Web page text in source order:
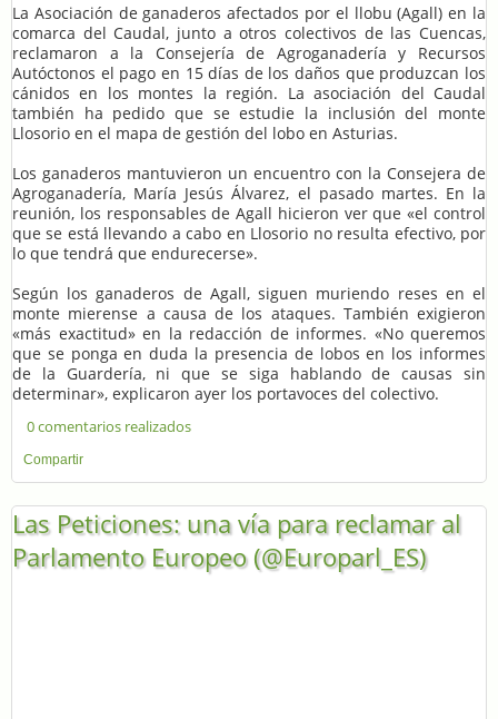
La Asociación de ganaderos afectados por el llobu (Agall) en la
comarca del Caudal, junto a otros colectivos de las Cuencas,
reclamaron a la Consejería de Agroganadería y Recursos
Autóctonos el pago en 15 días de los daños que produzcan los
cánidos en los montes la región. La asociación del Caudal
también ha pedido que se estudie la inclusión del monte
Llosorio en el mapa de gestión del lobo en Asturias.
Los ganaderos mantuvieron un encuentro con la Consejera de
Agroganadería, María Jesús Álvarez, el pasado martes. En la
reunión, los responsables de Agall hicieron ver que «el control
que se está llevando a cabo en Llosorio no resulta efectivo, por
lo que tendrá que endurecerse».
Según los ganaderos de Agall, siguen muriendo reses en el
monte mierense a causa de los ataques. También exigieron
«más exactitud» en la redacción de informes. «No queremos
que se ponga en duda la presencia de lobos en los informes
de la Guardería, ni que se siga hablando de causas sin
determinar», explicaron ayer los portavoces del colectivo.
0 comentarios realizados
Compartir
Las Peticiones: una vía para reclamar al
Parlamento Europeo (@Europarl_ES)